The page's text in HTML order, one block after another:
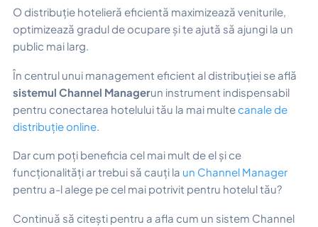
O distribuție hotelieră eficientă maximizează veniturile,
optimizează gradul de ocupare și te ajută să ajungi la un
public mai larg.
În centrul unui management eficient al distribuției se află
sistemul Channel Managerun instrument indispensabil
pentru conectarea hotelului tău la mai multecanale de
distribuție online.
Dar cum poți beneficia cel mai mult de el și ce
funcționalități ar trebui să cauți la un Channel Manager
pentru a-l alege pe cel mai potrivit pentru hotelul tău?
Continuă să citești pentru a afla cum un sistem Channel